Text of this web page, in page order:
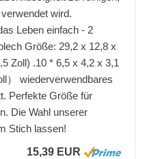
wird.
Leben einfach - 2
Größe: 29,2 x 12,8 x
Zoll) .10 * 6,5 x 4,2 x 3,1
） wiederverwendbares
Perfekte Größe für
Die Wahl unserer
Stich lassen!
15,39 EUR